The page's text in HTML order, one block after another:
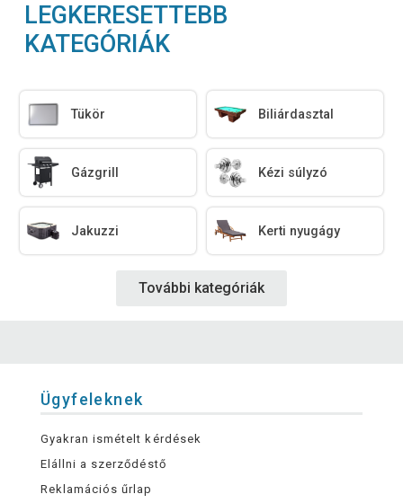
LEGKERESETTEBB
KATEGÓRIÁK
Tükör Biliárdasztal
Gázgrill Kézi súlyzó
Jakuzzi Kerti nyugágy
További kategóriák
Ügyfeleknek
Gyakran ismételt kérdések
Elállni a szerződéstő
Reklamációs űrlap